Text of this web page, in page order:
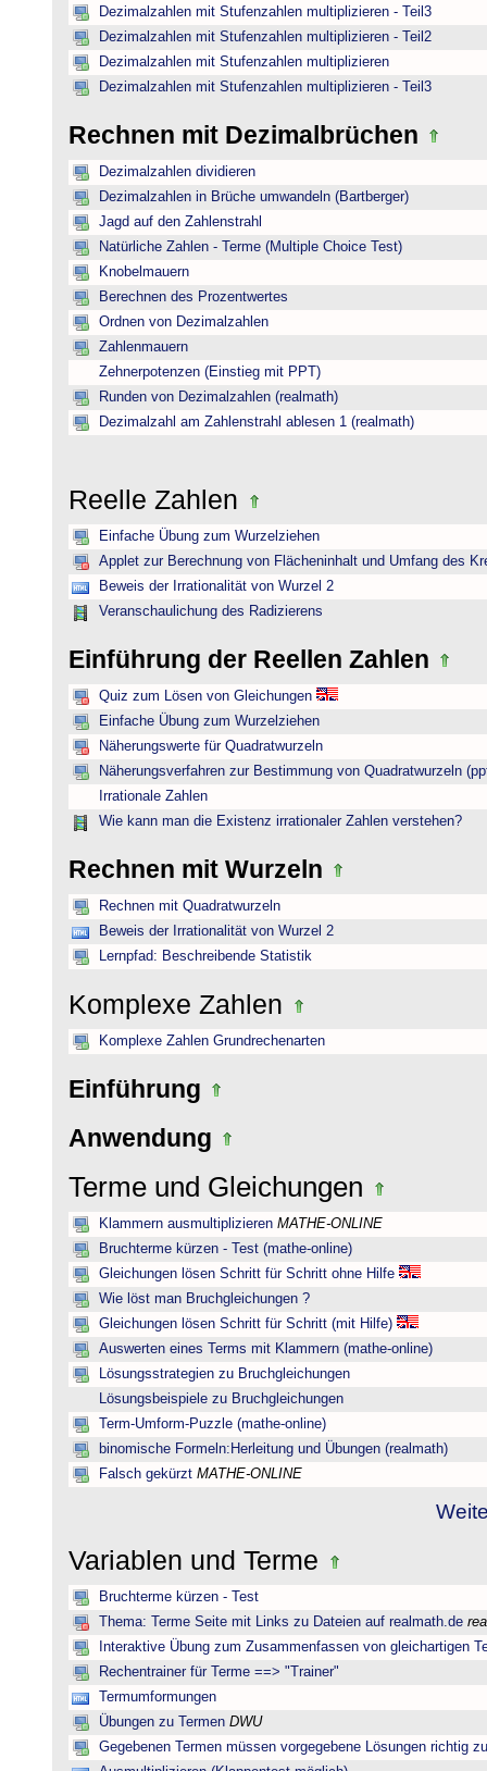
Dezimalzahlen mit Stufenzahlen multiplizieren - Teil3
Dezimalzahlen mit Stufenzahlen multiplizieren - Teil2
Dezimalzahlen mit Stufenzahlen multiplizieren
Dezimalzahlen mit Stufenzahlen multiplizieren - Teil3
Rechnen mit Dezimalbrüchen
Dezimalzahlen dividieren
Dezimalzahlen in Brüche umwandeln (Bartberger)
Jagd auf den Zahlenstrahl
Natürliche Zahlen - Terme (Multiple Choice Test)
Knobelmauern
Berechnen des Prozentwertes
Ordnen von Dezimalzahlen
Zahlenmauern
Zehnerpotenzen (Einstieg mit PPT)
Runden von Dezimalzahlen (realmath)
Dezimalzahl am Zahlenstrahl ablesen 1 (realmath)
Reelle Zahlen
Einfache Übung zum Wurzelziehen
Applet zur Berechnung von Flächeninhalt und Umfang des
Beweis der Irrationalität von Wurzel 2
Veranschaulichung des Radizierens
Einführung der Reellen Zahlen
Quiz zum Lösen von Gleichungen
Einfache Übung zum Wurzelziehen
Näherungswerte für Quadratwurzeln
Näherungsverfahren zur Bestimmung von Quadratwurzeln
Irrationale Zahlen
Wie kann man die Existenz irrationaler Zahlen verstehen?
Rechnen mit Wurzeln
Rechnen mit Quadratwurzeln
Beweis der Irrationalität von Wurzel 2
Lernpfad: Beschreibende Statistik
Komplexe Zahlen
Komplexe Zahlen Grundrechenarten
Einführung
Anwendung
Terme und Gleichungen
Klammern ausmultiplizieren MATHE-ONLINE
Bruchterme kürzen - Test (mathe-online)
Gleichungen lösen Schritt für Schritt ohne Hilfe
Wie löst man Bruchgleichungen ?
Gleichungen lösen Schritt für Schritt (mit Hilfe)
Auswerten eines Terms mit Klammern (mathe-online)
Lösungsstrategien zu Bruchgleichungen
Lösungsbeispiele zu Bruchgleichungen
Term-Umform-Puzzle (mathe-online)
binomische Formeln:Herleitung und Übungen (realmath)
Falsch gekürzt MATHE-ONLINE
Variablen und Terme
Bruchterme kürzen - Test
Thema: Terme Seite mit Links zu Dateien auf realmath.de
Interaktive Übung zum Zusammenfassen von gleichartigen
Rechentrainer für Terme ==> "Trainer"
Termumformungen
Übungen zu Termen DWU
Gegebenen Termen müssen vorgegebene Lösungen richtig